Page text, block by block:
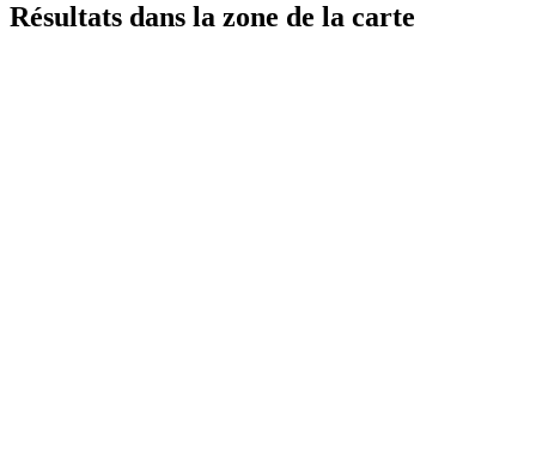
Résultats dans la zone de la carte